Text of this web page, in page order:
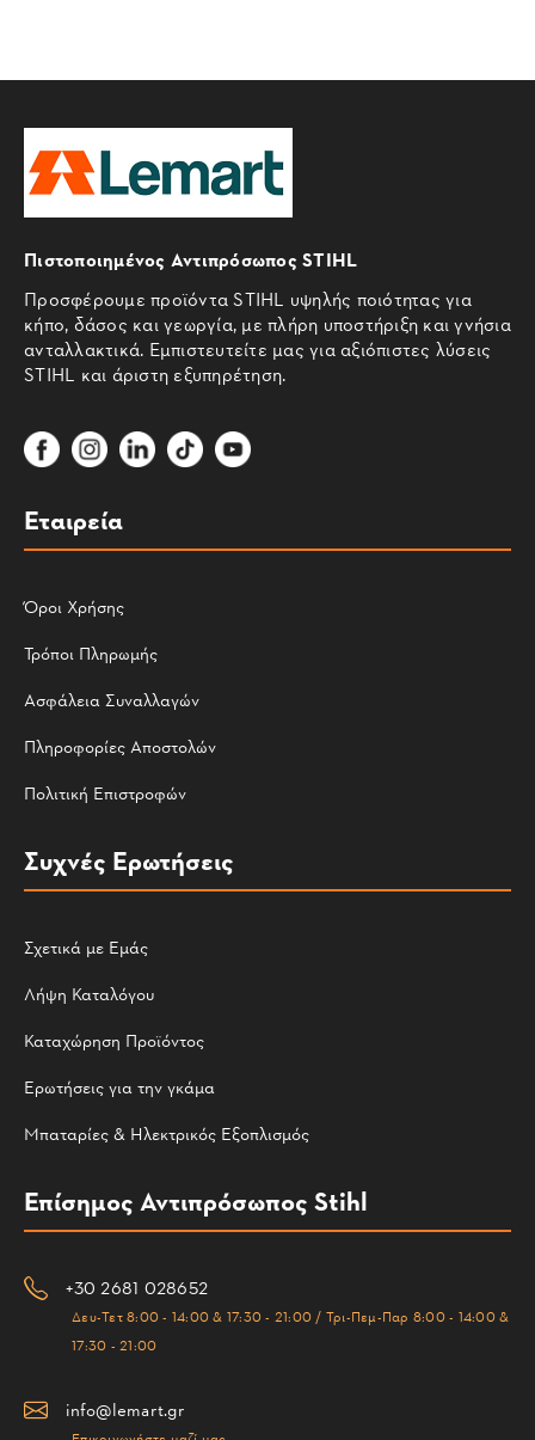
Πιστοποιημένος Αντιπρόσωπος STIHL
Προσφέρουμε προϊόντα STIHL υψηλής ποιότητας για
κήπο, δάσος και γεωργία, με πλήρη υποστήριξη και γνήσια
ανταλλακτικά. Εμπιστευτείτε μας για αξιόπιστες λύσεις
STIHL και άριστη εξυπηρέτηση.
Εταιρεία
Όροι Χρήσης
Τρόποι Πληρωμής
Ασφάλεια Συναλλαγών
Πληροφορίες Αποστολών
Πολιτική Επιστροφών
Συχνές Ερωτήσεις
Σχετικά με Εμάς
Λήψη Καταλόγου
Καταχώρηση Προϊόντος
Ερωτήσεις για την γκάμα
Μπαταρίες & Ηλεκτρικός Εξοπλισμός
Επίσημος Αντιπρόσωπος Stihl
+30 2681 028652
Δευ-Τετ 8:00 - 14:00 & 17:30 - 21:00 / Τρι-Πεμ-Παρ 8:00 - 14:00 &
17:30 - 21:00
info@lemart.gr